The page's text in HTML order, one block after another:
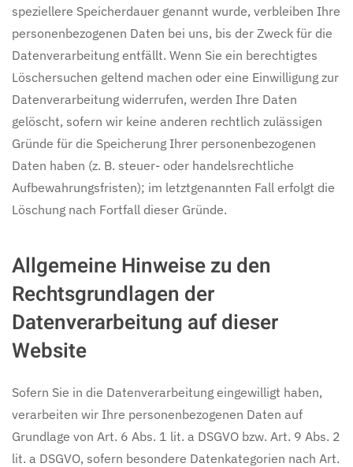
speziellere Speicherdauer genannt wurde, verbleiben Ihre
personenbezogenen Daten bei uns, bis der Zweck für die
Datenverarbeitung entfällt. Wenn Sie ein berechtigtes
Löschersuchen geltend machen oder eine Einwilligung zur
Datenverarbeitung widerrufen, werden Ihre Daten
gelöscht, sofern wir keine anderen rechtlich zulässigen
Gründe für die Speicherung Ihrer personenbezogenen
Daten haben (z. B. steuer- oder handelsrechtliche
Aufbewahrungsfristen); im letztgenannten Fall erfolgt die
Löschung nach Fortfall dieser Gründe.
Allgemeine Hinweise zu den
Rechtsgrundlagen der
Datenverarbeitung auf dieser
Website
Sofern Sie in die Datenverarbeitung eingewilligt haben,
verarbeiten wir Ihre personenbezogenen Daten auf
Grundlage von Art. 6 Abs. 1 lit. a DSGVO bzw. Art. 9 Abs. 2
lit. a DSGVO, sofern besondere Datenkategorien nach Art.